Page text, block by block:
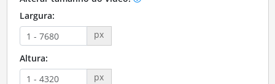
Largura:
px
Altura:
px